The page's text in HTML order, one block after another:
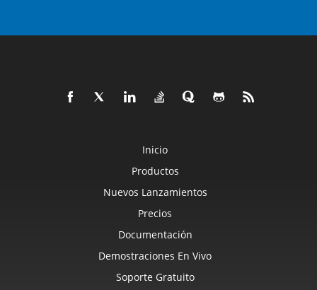
Inicio
Productos
Nuevos Lanzamientos
Precios
Documentación
Demostraciones En Vivo
Soporte Gratuito